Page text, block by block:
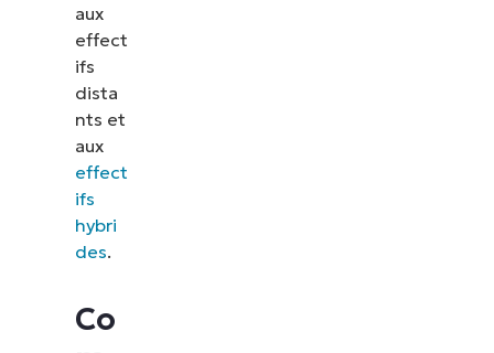
aux
effect
ifs
dista
nts et
aux
effect
ifs
hybri
des.
Co